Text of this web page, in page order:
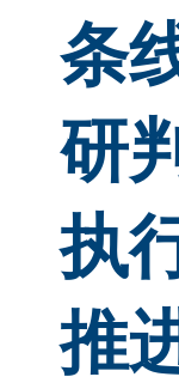
条
研
执
推